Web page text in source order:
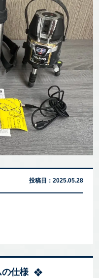
投稿日： 2025.05.28
仕様